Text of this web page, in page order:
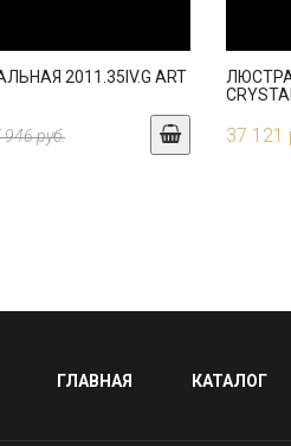
2011.35IV.G ART
946 руб.
ЛЮСТРА
37 121
ГЛАВНАЯ КАТАЛОГ